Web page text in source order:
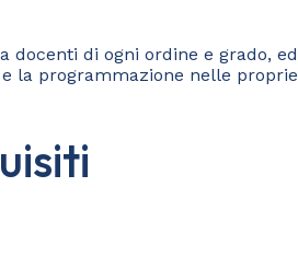
docenti di ogni ordine e grado,
la programmazione nelle